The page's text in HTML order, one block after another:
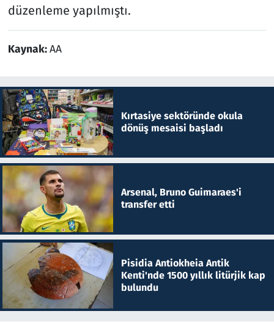
düzenleme yapılmıştı.
Kaynak:AA
Kırtasiye sektöründe okula
dönüş mesaisi başladı
Arsenal, Bruno Guimaraes'i
transfer etti
Pisidia Antiokheia Antik
Kenti'nde 1500 yıllık litürjik kap
bulundu